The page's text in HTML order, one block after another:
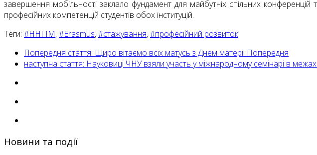
завершення мобільності заклало фундамент для майбутніх спільних конференцій
професійних компетенцій студентів обох інституцій.
Теги: #ННІ ІМ,#Erasmus,#стажування,#професійний розвиток
Попередня стаття: Щиро вітаємо всіх матусь з Днем матері! Попередня
наступна стаття: Науковиці ЧНУ взяли участь у міжнародному семінарі в
Новини та події